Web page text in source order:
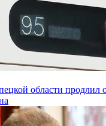
области продлил